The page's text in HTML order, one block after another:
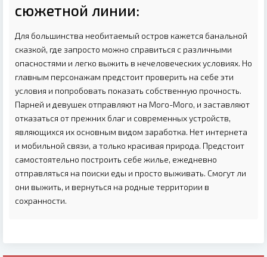
сюжетной линии:
Для большинства необитаемый остров кажется банальной
сказкой, где запросто можно справиться с различными
опасностями и легко выжить в нечеловеческих условиях. Но
главным персонажам предстоит проверить на себе эти
условия и попробовать показать собственную прочность.
Парней и девушек отправляют на Мого-Мого, и заставляют
отказаться от прежних благ и современных устройств,
являющихся их основным видом заработка. Нет интернета
и мобильной связи, а только красивая природа. Предстоит
самостоятельно построить себе жилье, ежедневно
отправляться на поиски еды и просто выживать. Смогут ли
они выжить, и вернуться на родные территории в
сохранности.